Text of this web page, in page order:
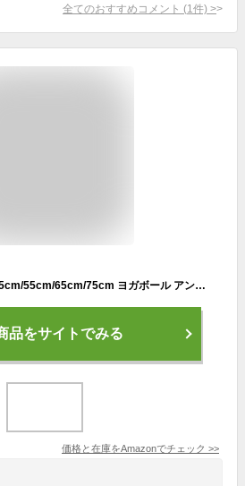
全てのおすすめコメント (1 件) >
YUUWA バランスボール45cm/55cm/65cm/75cm ヨガボール アンチバースト仕様ポンプ付き ダイエット エクササイズ フィットネスボール ピラティスボール ヨガ 椅子 全４カラー (ブルー, 65)
品をサイトでみる
価格と在庫をAmazonでチェック >>